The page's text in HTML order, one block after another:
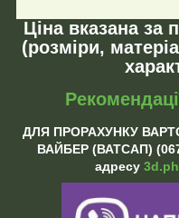
Ціна вказана за
(розміри,
ДЛЯ ПРОРАХУНКУ
ВАЙБЕР (ВАТСАП)
адресу